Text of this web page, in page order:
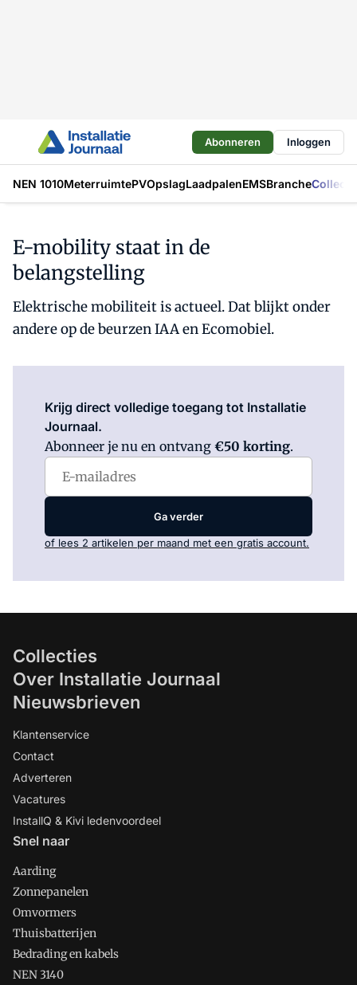
Abonneren Inloggen
NEN 1010MeterruimtePVOpslagLaadpalenEMSBranche
E-mobility staat in de
belangstelling
Elektrische mobiliteit is actueel. Dat blijkt onder
andere op de beurzen IAA en Ecomobiel.
Krijg direct volledige toegang tot Installatie
Journaal.
Abonneer je nu en ontvang €50 korting.
Ga verder
of lees 2 artikelen per maand met een gratis account.
Collecties
Over Installatie Journaal
Nieuwsbrieven
Klantenservice
Contact
Adverteren
Vacatures
InstallQ & Kivi ledenvoordeel
Snel naar
Aarding
Zonnepanelen
Omvormers
Thuisbatterijen
Bedrading en kabels
NEN 3140